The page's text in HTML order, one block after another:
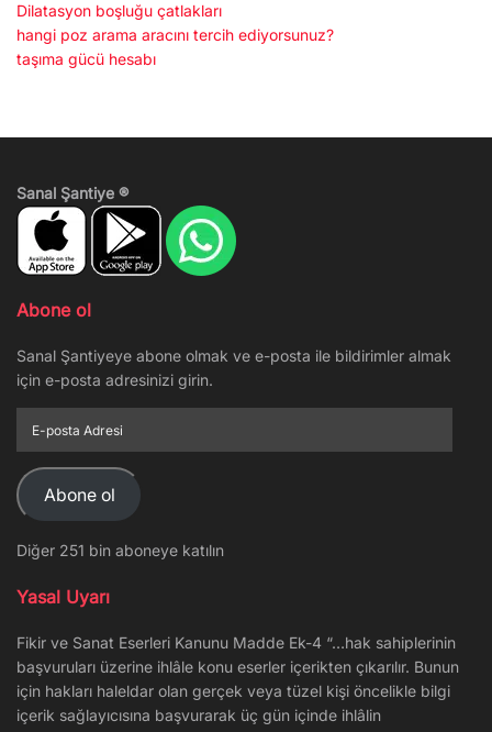
Dilatasyon boşluğu çatlakları
hangi poz arama aracını tercih ediyorsunuz?
taşıma gücü hesabı
Sanal Şantiye ®
Abone ol
Sanal Şantiyeye abone olmak ve e-posta ile bildirimler almak
için e-posta adresinizi girin.
posta
Adresi
Abone ol
Diğer 251 bin aboneye katılın
Yasal Uyarı
Fikir ve Sanat Eserleri Kanunu Madde Ek-4 “…hak sahiplerinin
başvuruları üzerine ihlâle konu eserler içerikten çıkarılır. Bunun
için hakları haleldar olan gerçek veya tüzel kişi öncelikle bilgi
içerik sağlayıcısına başvurarak üç gün içinde ihlâlin